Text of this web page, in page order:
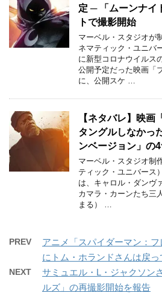
定 ─ 「ムーンナイ
トで撮影開始
マーベル・スタジオが
ネマティック・ユニバ
に新型コロナウイルス
公開予定だった映画「
に、公開スケ …
【ネタバレ】映画
タングルしなかっ
ンベージョン」の
マーベル・スタジオ制
ティック・ユニバース
は、キャロル・ダンヴ
カマラ・カーンたち三
まる） …
PREV
アニメ「スパイダーマン：フ
にトム・ホランドさんは戻
NEXT
サミュエル・L・ジャクソン
ルズ」の再撮影開始を報告